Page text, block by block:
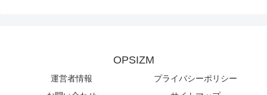
OPSIZM
運営者情報
プライバシーポリシー